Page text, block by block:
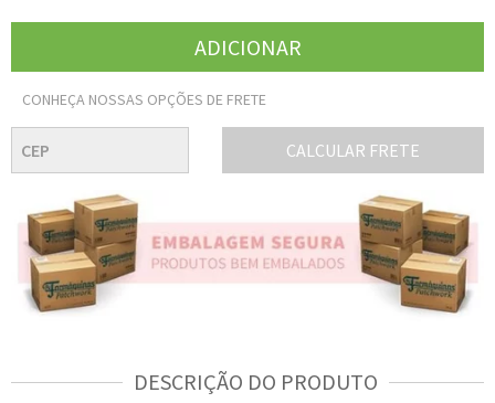
CONHEÇA NOSSAS OPÇÕES DE FRETE
CALCULAR FRETE
DESCRIÇÃO DO PRODUTO